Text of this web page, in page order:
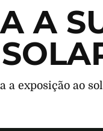
A
a exposição ao